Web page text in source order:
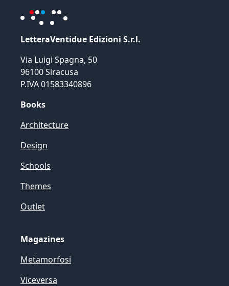
LetteraVentidue Edizioni S.r.l.
Via Luigi Spagna, 50
96100 Siracusa
P.IVA 01583340896
Books
Architecture
Design
Schools
Themes
Outlet
Magazines
Metamorfosi
Viceversa